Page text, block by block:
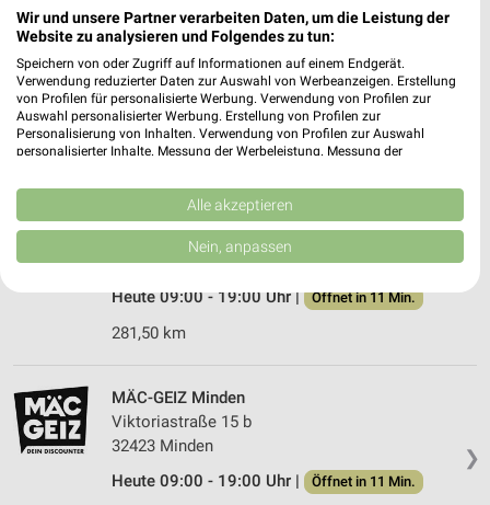
Jawoll Markt Barsinghausen
Bunsenstraße 10
30890 Barsinghausen
Heute 09:00 - 19:00 Uhr | Öffnet in 11 Min.
266,69 km • Angebote: 1 Prospekt
❯
Tedi Hameln Klein Berkel
Werkstraße 17
31789 Hameln Klein Berkel
Heute 09:00 - 19:00 Uhr | Öffnet in 11 Min.
281,50 km
❯
MÄC-GEIZ Minden
Viktoriastraße 15 b
32423 Minden
Heute 09:00 - 19:00 Uhr |
Öffnet in 11 Min.
Wir und unsere Partner verarbeiten Daten, um die Leistung der
Website zu analysieren und Folgendes zu tun:
Speichern von oder Zugriff auf Informationen auf einem Endgerät.
Verwendung reduzierter Daten zur Auswahl von Werbeanzeigen. Erstellung
von Profilen für personalisierte Werbung. Verwendung von Profilen zur
Auswahl personalisierter Werbung. Erstellung von Profilen zur
Personalisierung von Inhalten. Verwendung von Profilen zur Auswahl
personalisierter Inhalte. Messung der Werbeleistung. Messung der
Kombinationen von Daten aus verschiedenen Quellen. Entwicklung und
Verbesserung der Angebote. Verwendung reduzierter Daten zur Auswahl
von Inhalten.
Daten können außerhalb der Europäischen Union weitergegeben und in die
Website/App.
Partnerliste anzeigen (1 IAB-Anbieter)
Speichern von oder Zugriff auf Informationen
auf einem Endgerät
Verwendung reduzierter Daten zur Auswahl von
Alle akzeptieren
Nein, anpassen